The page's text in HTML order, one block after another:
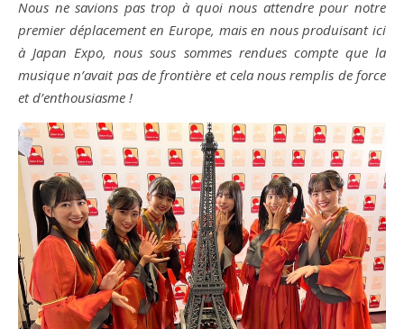
Nous ne savions pas trop à quoi nous attendre pour notre
premier déplacement en Europe, mais en nous produisant ici
à Japan Expo, nous sous sommes rendues compte que la
musique n’avait pas de frontière et cela nous remplis de force
et d’enthousiasme !